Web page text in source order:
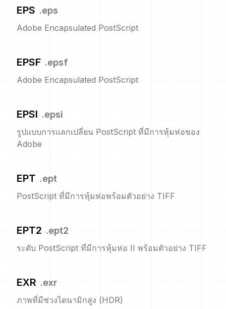
EPS .eps
Adobe Encapsulated PostScript
EPSF .epsf
Adobe Encapsulated PostScript
EPSI .epsi
รูปแบบการแลกเปลี่ยน PostScript ที่มีการหุ้มห่อของ
Adobe
EPT .ept
PostScript ที่มีการหุ้มห่อพร้อมตัวอย่าง TIFF
EPT2 .ept2
ระดับ PostScript ที่มีการหุ้มห่อ II พร้อมตัวอย่าง TIFF
EXR .exr
ภาพที่มีช่วงไดนามิกสูง (HDR)